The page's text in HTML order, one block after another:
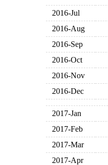
2016-Jul
2016-Aug
2016-Sep
2016-Oct
2016-Nov
2016-Dec
2017-Jan
2017-Feb
2017-Mar
2017-Apr